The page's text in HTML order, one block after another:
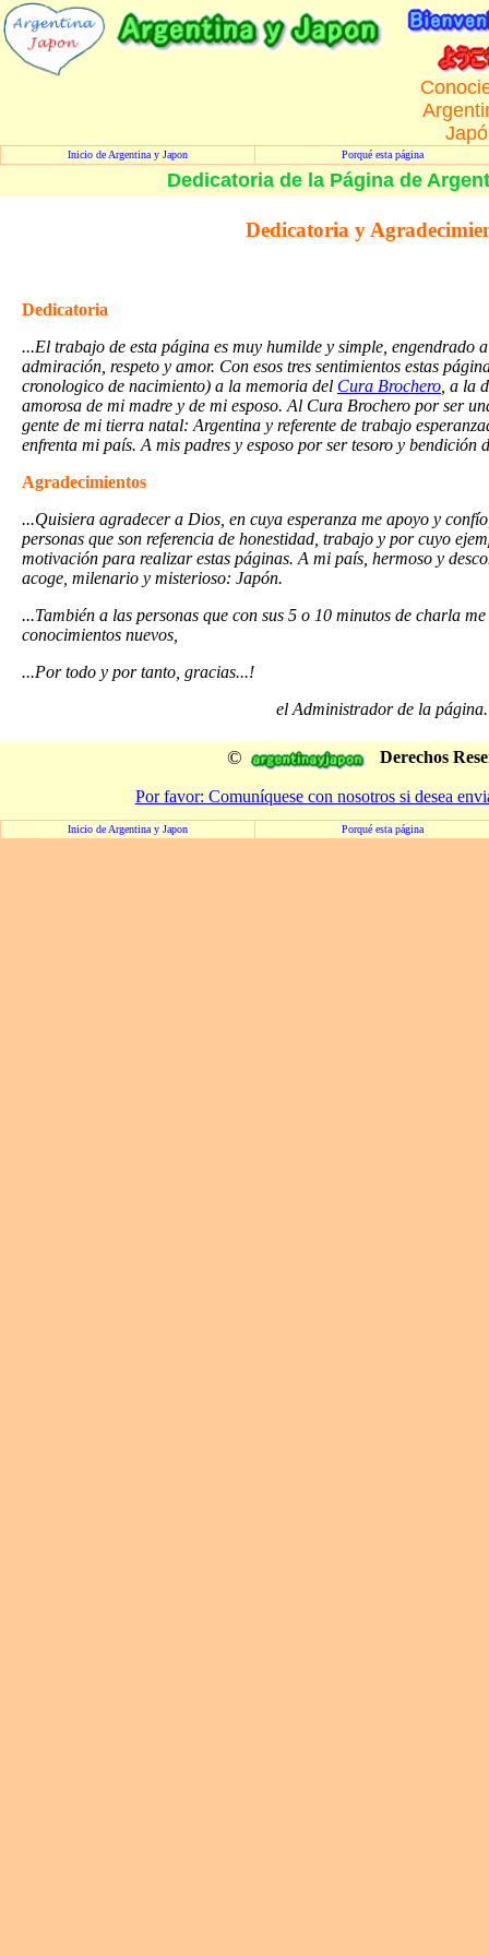
Inicio de Argentina y Japon Porqué esta página
Dedicatoria de la Página de
Dedicatoria y
Dedicatoria
...El trabajo de esta página es muy humilde y simple, engendrado
admiración, respeto y amor. Con esos tres sentimientos estas
cronologico de nacimiento) a la memoria del Cura Brochero , a la
amorosa de mi madre y de mi esposo. Al Cura Brochero por ser
gente de mi tierra natal: Argentina y referente de trabajo
enfrenta mi país. A mis padres y esposo por ser tesoro y bendición
Agradecimientos
...Quisiera agradecer a Dios, en cuya esperanza me apoyo y
personas que son referencia de honestidad, trabajo y por cuyo
motivación para realizar estas páginas. A mi país, hermoso y
acoge, milenario y misterioso: Japón.
...También a las personas que con sus 5 o 10 minutos de charla
conocimientos nuevos,
...Por todo y por tanto, gracias...!
el Administrador de la página.
© Derechos
Por favor: Comuníquese con nosotros si desea
Inicio de Argentina y Japon Porqué esta página